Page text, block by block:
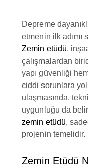
Depreme
etmenin ilk adımı
Zemin etüdü,
çalışmalardan
yapı güvenliği
ciddi sorunlara
ulaşmasında,
uygunluğu da
zemin etüdü,
projenin temelidir.
Zemin Etüdü